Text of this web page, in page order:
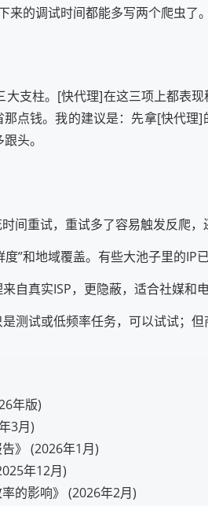
的调试时间都能多写两个爬虫了。
支柱。[快代理]在这三项上都表
点钱。我的建议是：先拿[快代
头。
间重试，重试多了容易触发反爬
”和地域覆盖。有些大池子里的IP
自真实ISP，更隐蔽，适合社媒和
测试或低频率任务，可以试试；
年版)
3月)
》 (2026年1月)
年12月)
的影响》 (2026年2月)